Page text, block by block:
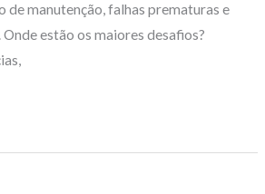
de manutenção, falhas prematuras e
estão os maiores desafios?